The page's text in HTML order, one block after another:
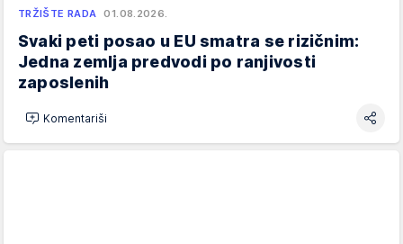
TRŽIŠTE RADA 01.08.2026.
Svaki peti posao u EU smatra se rizičnim:
Jedna zemlja predvodi po ranjivosti
zaposlenih
Komentariši